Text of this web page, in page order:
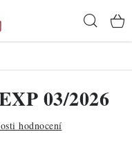
03/2026
hodnocení